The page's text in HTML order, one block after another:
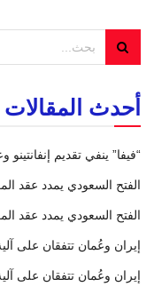
أحدث المقالات
“فيفا” ينفي تقديم إنفانتينو
الفتح السعودي يمدد عقد
الفتح السعودي يمدد عقد
إيران وعُمان تتفقان على
إيران وعُمان تتفقان على